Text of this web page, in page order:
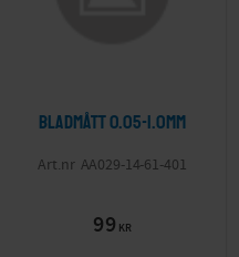
Bladmått 0.05-1.0mm
AA029-14-61-401
99 KR